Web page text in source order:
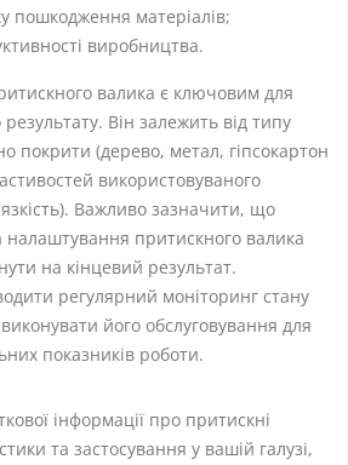
пошкодження матеріалів;
виробництва.
валика є ключовим для
Він залежить від типу
покрити (дерево, метал, гіпсокартон
використовуваного
Важливо зазначити, що
притискного валика
на кінцевий результат.
регулярний моніторинг стану
його обслуговування для
показників роботи.
інформації про притискні
та застосування у вашій галузі,